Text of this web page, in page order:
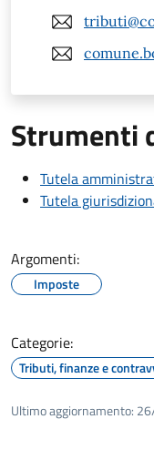
Strumenti
Tutela
Tutela
Argomenti:
Imposte
Categorie:
Tributi, finanze e
Ultimo aggiornamento: